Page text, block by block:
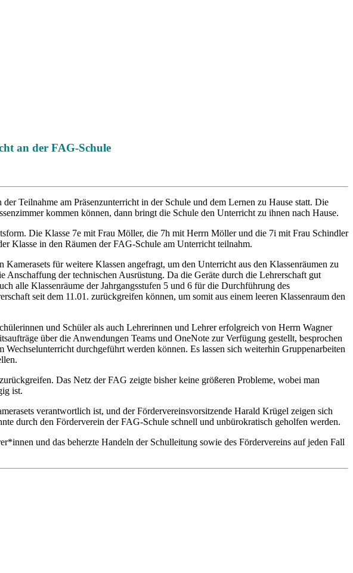
an der FAG-Schule
Teilnahme am Präsenzunterricht in der Schule und dem Lernen zu Hause statt. Die
kommen können, dann bringt die Schule den Unterricht zu ihnen nach Hause.
Die Klasse 7e mit Frau Möller, die 7h mit Herrn Möller und die 7i mit Frau Schindler
Klasse in den Räumen der FAG-Schule am Unterricht teilnahm.
für weitere Klassen angefragt, um den Unterricht aus den Klassenräumen zu
der technischen Ausrüstung. Da die Geräte durch die Lehrerschaft gut
alle Klassenräume der Jahrgangsstufen 5 und 6 für die Durchführung des
seit dem 11.01. zurückgreifen können, um somit aus einem leeren Klassenraum den
und Schüler als auch Lehrerinnen und Lehrer erfolgreich von Herrn Wagner
über die Anwendungen Teams und OneNote zur Verfügung gestellt, besprochen
durchgeführt werden können. Es lassen sich weiterhin Gruppenarbeiten
Das Netz der FAG zeigte bisher keine größeren Probleme, wobei man
ist.
verantwortlich ist, und der Fördervereinsvorsitzende Harald Krügel zeigen sich
durch den Förderverein der FAG-Schule schnell und unbürokratisch geholfen werden.
und das beherzte Handeln der Schulleitung sowie des Fördervereins auf jeden Fall